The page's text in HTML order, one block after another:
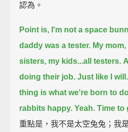
認為。
Point is, I'm not a space
daddy was a tester. My
sisters, my kids...all testers.
doing their job. Just like I will.
thing is what we're born to
rabbits happy. Yeah. Time to
重點是，我不是太空兔兔；我